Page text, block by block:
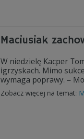
Maciusiak
W niedzielę Kacper
igrzyskach. Mimo
wymaga poprawy. –
Zobacz więcej na temat: